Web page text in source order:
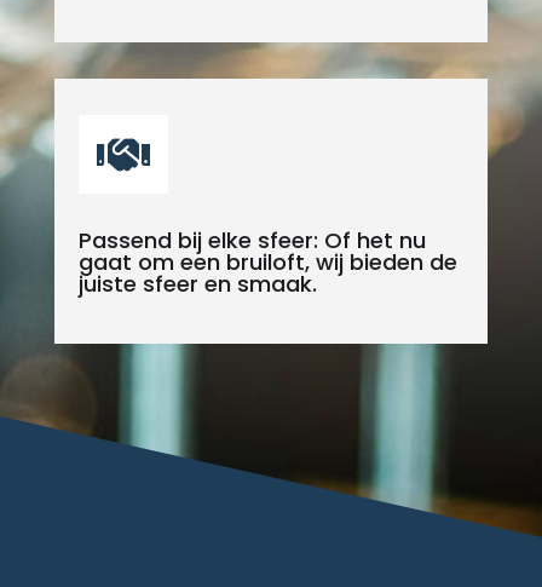

Passend bij elke sfeer: Of het nu
gaat om een bruiloft, wij bieden de
juiste sfeer en smaak.